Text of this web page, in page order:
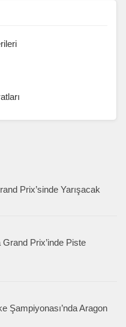
Prix’sinde Yarışacak
Grand Prix’inde Piste
Şampiyonası’nda Aragon